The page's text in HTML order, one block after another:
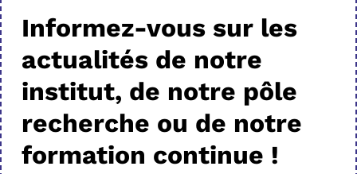
Informez-vous sur les
actualités de notre
institut, de notre pôle
recherche ou de notre
formation continue !